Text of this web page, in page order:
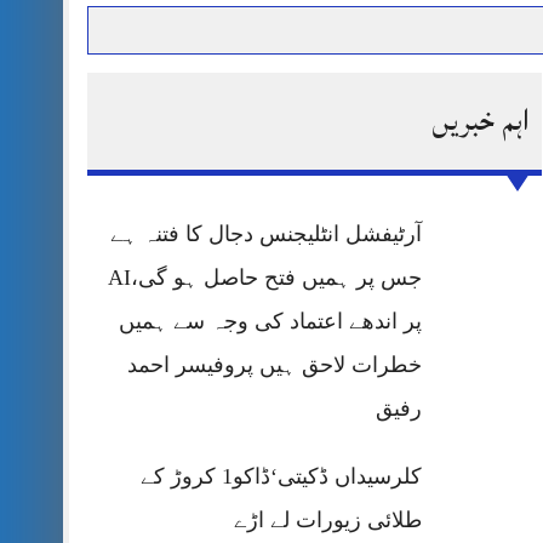
پر قربان
پریس کانفرنس
اہم خبریں
آرٹیفشل انٹلیجنس دجال کا فتنہ ہے
جس پر ہمیں فتح حاصل ہو گی،AI
پر اندھے اعتماد کی وجہ سے ہمیں
خطرات لاحق ہیں پروفیسر احمد
رفیق
کلرسیداں ڈکیتی‘ڈاکو1 کروڑ کے
طلائی زیورات لے اڑے